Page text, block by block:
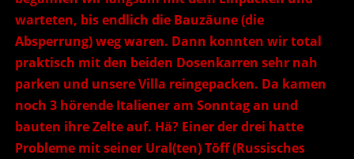
warteten, bis endlich die Bauzäune (die
Absperrung) weg waren. Dann konnten wir total
praktisch mit den beiden Dosenkarren sehr nah
parken und unsere Villa reingepacken. Da kamen
noch 3 hörende Italiener am Sonntag an und
bauten ihre Zelte auf. Hä? Einer der drei hatte
Probleme mit seiner Ural(ten) Töff (Russisches